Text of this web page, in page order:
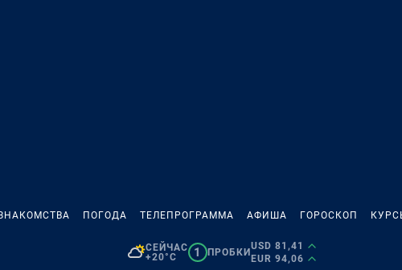
ПОГОДА ТЕЛЕПРОГРАММА АФИША ГОРОСКОП
СЕЙЧАС
+20°C
1 ПРОБКИ
USD 81,41
EUR 94,06